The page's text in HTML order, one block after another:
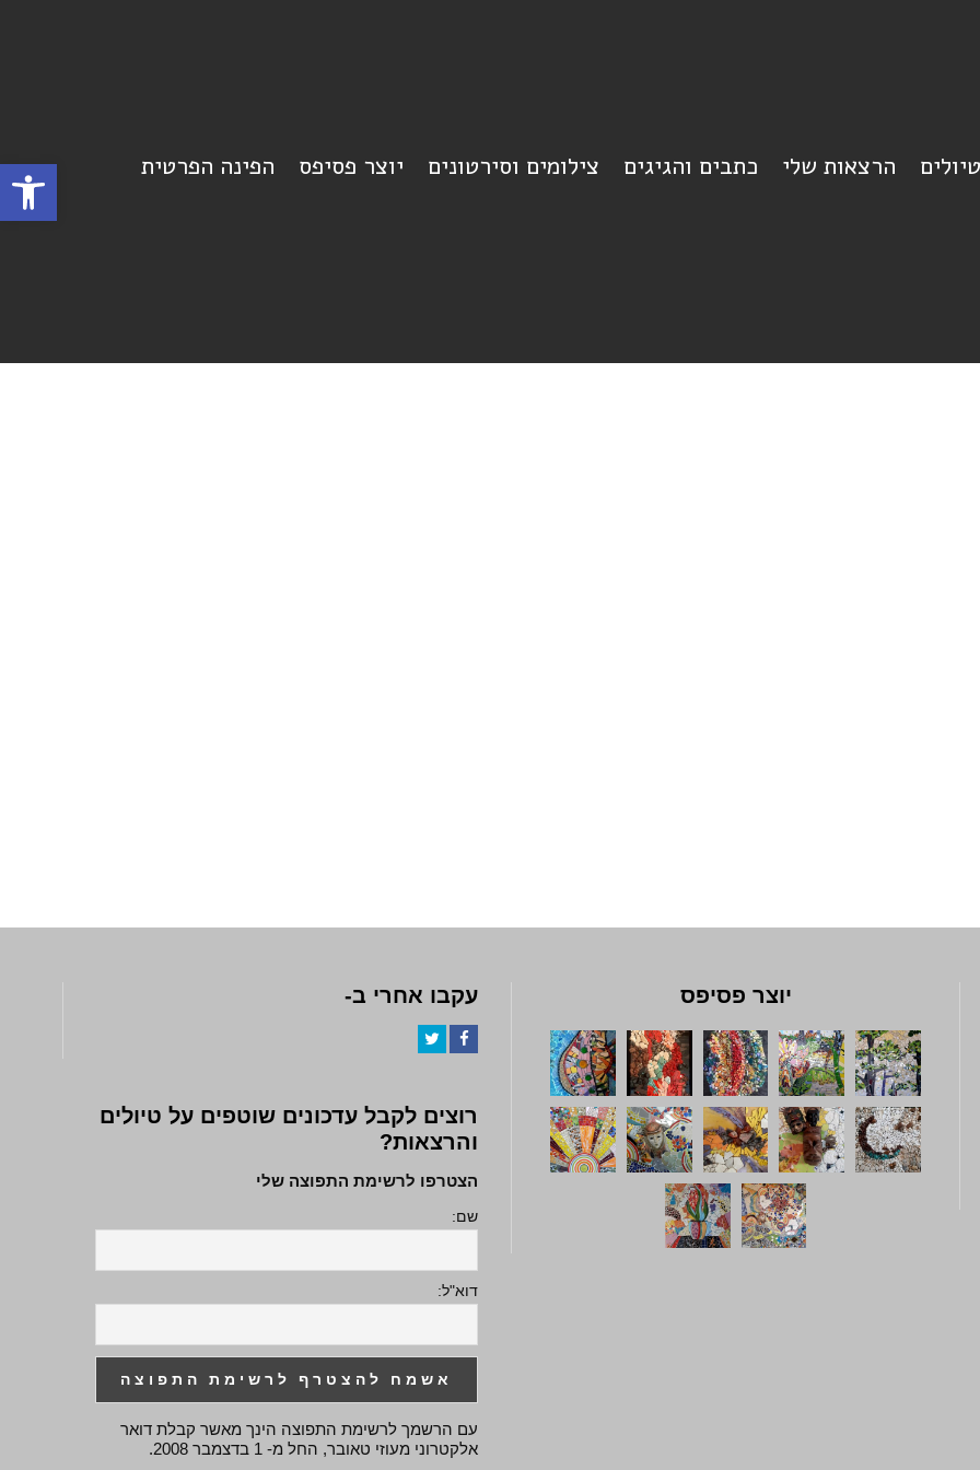
פתח הרצאות שלי כתבים והגיגים צילומים וסירטונים יוצר פסיפס הפינה הפרטית
יוצר פסיפס עקבו אחרי ב-
רוצים לקבל עדכונים שוטפים על טיולים
והרצאות?
הצטרפו לרשימת התפוצה שלי
שם:
דוא"ל:
עם הרשמך לרשימת התפוצה הינך מאשר קבלת דואר
אלקטרוני מעוזי טאובר, החל מ- 1 בדצמבר 2008.